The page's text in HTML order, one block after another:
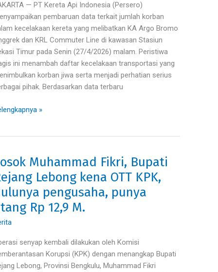
— PT Kereta Api Indonesia (Persero)
pembaruan data terkait jumlah korban
kecelakaan kereta yang melibatkan KA Argo Bromo
dan KRL Commuter Line di kawasan Stasiun
Timur pada Senin (27/4/2026) malam. Peristiwa
ini menambah daftar kecelakaan transportasi yang
korban jiwa serta menjadi perhatian serius
pihak. Berdasarkan data terbaru
»
Muhammad Fikri, Bupati
Lebong kena OTT KPK,
pengusaha, punya
Rp 12,9 M.
senyap kembali dilakukan oleh Komisi
Korupsi (KPK) dengan menangkap Bupati
Lebong, Provinsi Bengkulu, Muhammad Fikri